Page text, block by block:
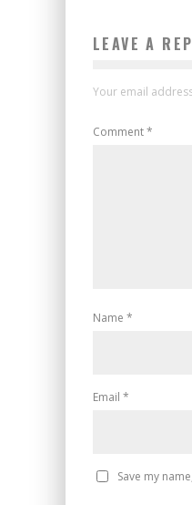
LEAVE A
Your email
Comment*
Name *
Email *
Save my